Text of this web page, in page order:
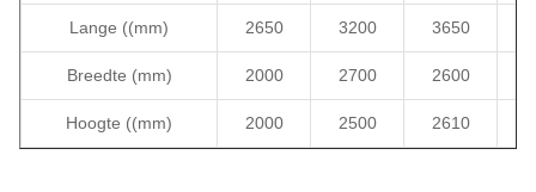
Lange ((mm) 2650 3200 3650
Breedte (mm) 2000 2700 2600
Hoogte ((mm) 2000 2500 2610